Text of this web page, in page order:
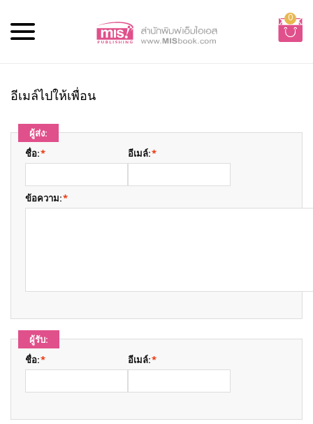
0
อีเมล์ไปให้เพื่อน
ผู้ส่ง:
*
ชื่อ: *
อีเมล์:
*
ข้อความ:
ผู้รับ:
*
ชื่อ: *
อีเมล์: